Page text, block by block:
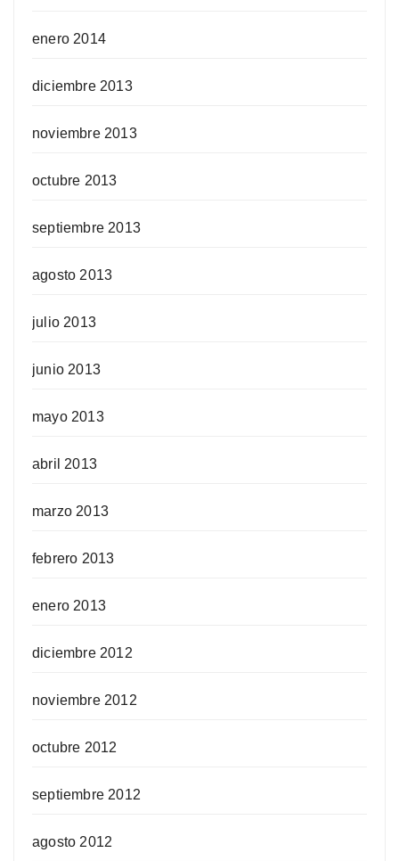
enero 2014
diciembre 2013
noviembre 2013
octubre 2013
septiembre 2013
agosto 2013
julio 2013
junio 2013
mayo 2013
abril 2013
marzo 2013
febrero 2013
enero 2013
diciembre 2012
noviembre 2012
octubre 2012
septiembre 2012
agosto 2012